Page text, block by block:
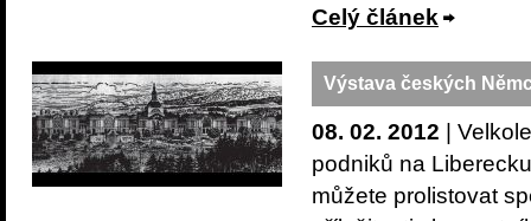
Celý článek
Výstava českých
08. 02. 2012 |
podniků na
můžete prolistovat